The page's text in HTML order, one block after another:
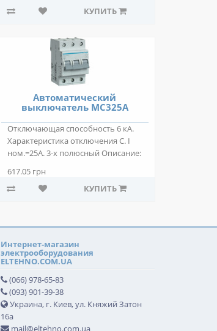
КУПИТЬ
Автоматический
выключатель MС325A
Отключающая способность 6 кА.
Характеристика отключения С. I
ном.=25А. 3-х полюсный Описание:
617.05 грн
КУПИТЬ
Интернет-магазин
электрооборудования
ELTEHNO.COM.UA
(066) 978-65-83
(093) 901-39-38
Украина, г. Киев, ул. Княжий Затон
16а
mail@eltehno.com.ua